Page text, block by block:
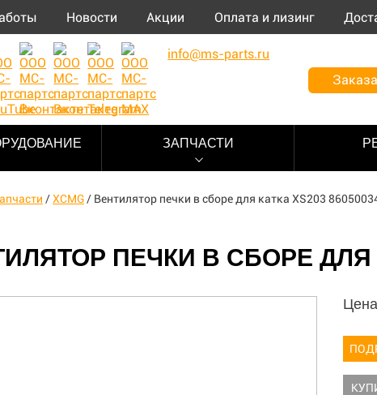
Новости Акции Оплата и лизинг
info@ms-parts.ru
ЗАПЧАСТИ
/XCMG / Вентилятор печки в сборе для катка XS203
ПЕЧКИ В СБОРЕ ДЛЯ